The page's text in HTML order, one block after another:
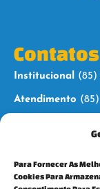
Para Fornecer As
Cookies Para
Contatos
Institucional (85)
Atendimento
Siga-